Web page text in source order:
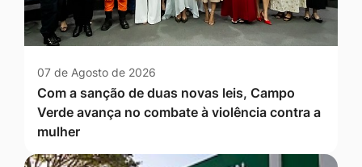
07 de Agosto de 2026
Com a sanção de duas novas leis, Campo
Verde avança no combate à violência contra a
mulher